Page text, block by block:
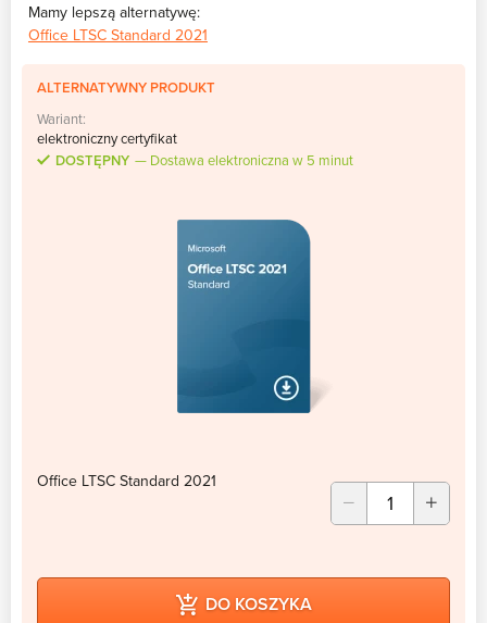
Mamy lepszą alternatywę:
Office LTSC Standard 2021
ALTERNATYWNY PRODUKT
Wariant:
elektroniczny certyfikat
DOSTĘPNY
Dostawa elektroniczna w 5 minut
Office LTSC Standard 2021
DO KOSZYKA